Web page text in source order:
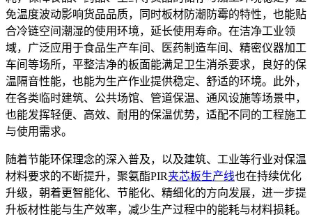
免温度波动影响货品品质，同时板材防潮防霉的特性，也能贴
合冷链空间潮湿的使用环境，延长使用寿命。在洁净工业领
域，广泛应用于食品生产车间、医药制造车间、精密仪器加工
车间等场所，平整洁净的板面能满足卫生消杀要求，良好的保
温隔音性能，也能为生产作业提供稳定、舒适的环境。此外，
在各类临时建筑、公共场馆、管道保温、通风设施等场景中，
也能发挥轻便、高效、耐用的保温优势，适配不同的工程施工
与使用需求。
随着节能环保理念的深入普及，以及建筑、工业等行业对保温
材料要求的不断提升，聚氨酯PIR夹芯板生产线也在持续优化
升级，朝着更智能化、节能化、精细化的方向发展，进一步提
升板材性能与生产效率，减少生产过程中的能耗与材料损耗。